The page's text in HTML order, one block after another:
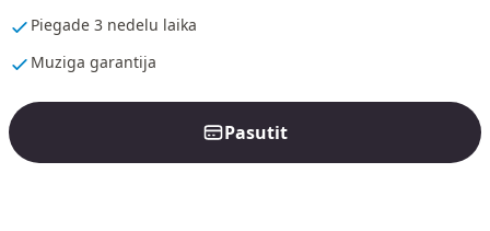
Piegade 3 nedelu laika
Muziga garantija
Pasutit